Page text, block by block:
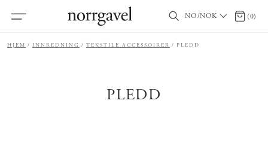
NO/NOK 0 (0)
HJEM INNREDNING TEKSTILE ACCESSOIRER PLEDD
PLEDD